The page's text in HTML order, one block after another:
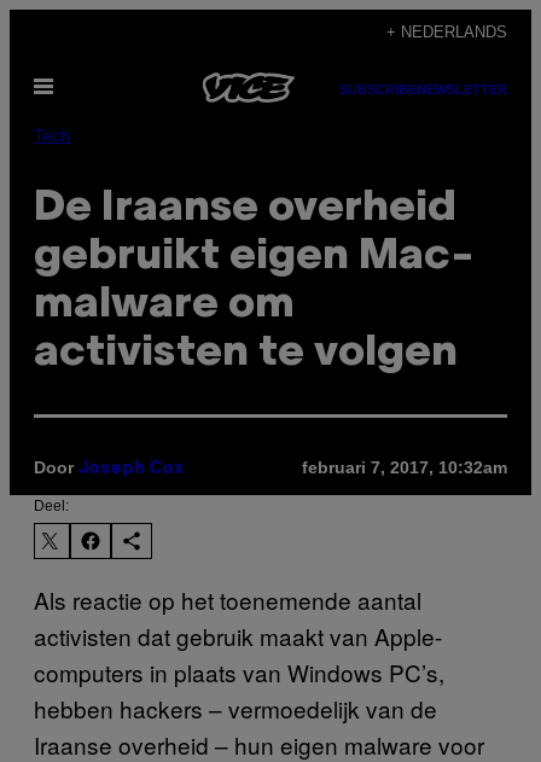
de
inhoud
+ NEDERLANDS
Open
SUBSCRIBENEWSLETTER
Tech
De Iraanse overheid
gebruikt eigen Mac-
malware om
activisten te volgen
Door Joseph Cox februari 7, 2017, 10:32am
Deel:
Als reactie op het toenemende aantal
activisten dat gebruik maakt van Apple-
computers in plaats van Windows PC’s,
hebben hackers – vermoedelijk van de
Iraanse overheid – hun eigen malware voor